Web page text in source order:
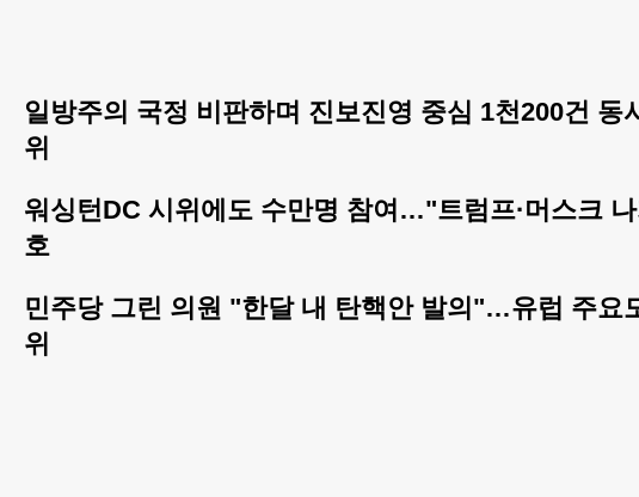
일방주의 국정 비판하며 진보진영 중심 1천200건 동
위
워싱턴DC 시위에도 수만명 참여…"트럼프·머스크
호
민주당 그린 의원 "한달 내 탄핵안 발의"…유럽 주요
위